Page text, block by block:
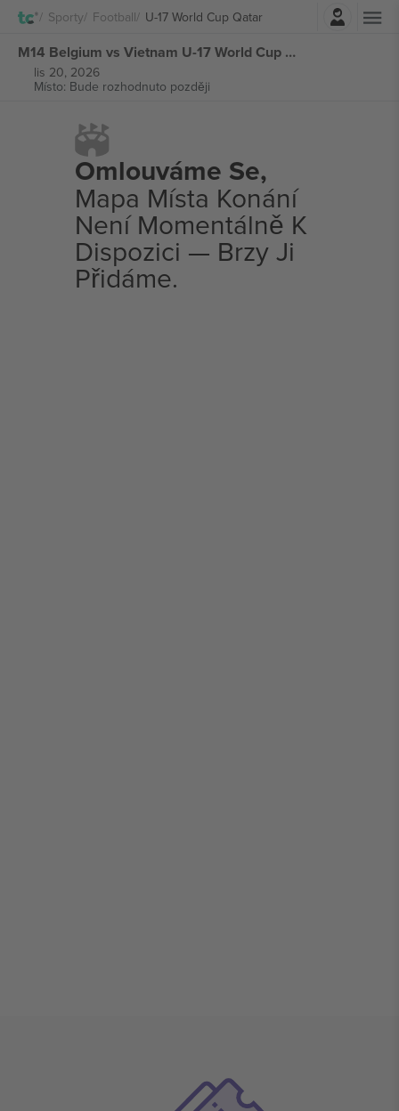
Sporty Football U-17 World Cup Qatar
Přihlásit se
M14 Belgium vs Vietnam U-17 World Cup Qatar vstupenek
lis 20, 2026
Místo: Bude rozhodnuto později
Omlouváme Se,
Mapa Místa Konání
Není Momentálně K
Dispozici — Brzy Ji
Přidáme.